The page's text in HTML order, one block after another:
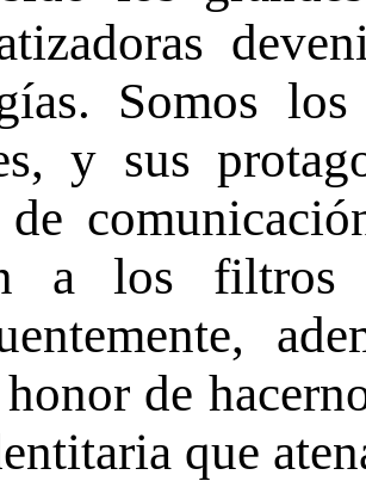
Somos
y sus
a los filtros
de
que